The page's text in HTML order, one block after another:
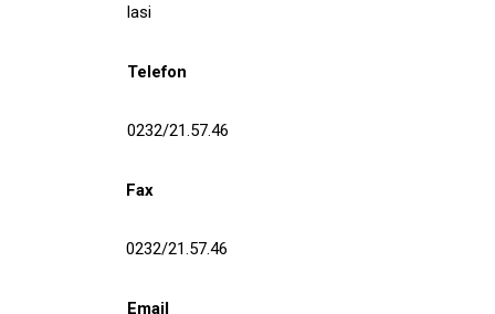
Iasi
Telefon
0232/21.57.46
Fax
0232/21.57.46
Email